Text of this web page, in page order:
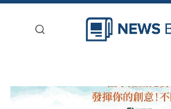
新聞稿分類